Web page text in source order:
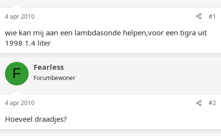
a
r
t
e
u
m
4 apr 2010 #1
wie kan mij aan een lambdasonde helpen,voor een tigra uit
1998 1.4 liter
F Fearless
Forumbewoner
4 apr 2010 #2
Hoeveel draadjes?